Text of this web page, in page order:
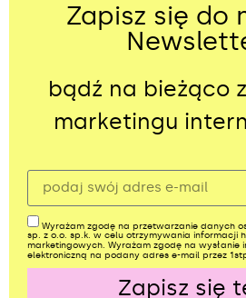
Zapisz się do
bądź na bieżąco
marketingu
Wyrażam zgodę na przetwarzanie danych
sp. z o.o. sp.k. w celu otrzymywania informacji
marketingowych. Wyrażam zgodę na
elektroniczną na podany adres e-mail przez
Zapisz się